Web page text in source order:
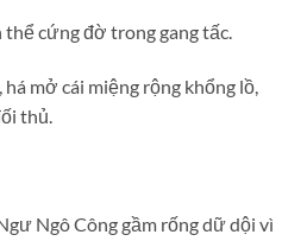
cứng đờ trong gang tấc.
mở cái miệng rộng khổng lồ,
thủ.
Ngô Công gầm rống dữ dội vì